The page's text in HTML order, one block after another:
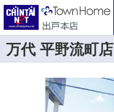
万代 平野流町店